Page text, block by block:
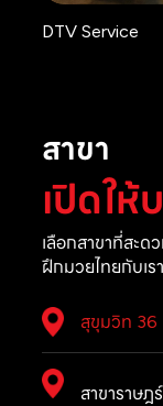
DTV Service
สาขา
เปิดให้
เลือกสาขาที่สะด
ฝึกมวยไทยกับเรา
สุขุมวิท 36
สาขาราษฎ